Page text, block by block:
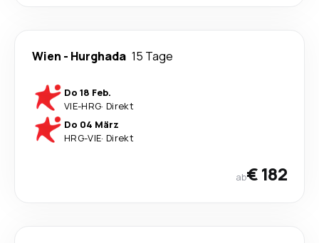
Wien - Hurghada 15 Tage
Do 18 Feb.
VIE-HRG· Direkt
Do 04 März
HRG-VIE· Direkt
ab€ 182